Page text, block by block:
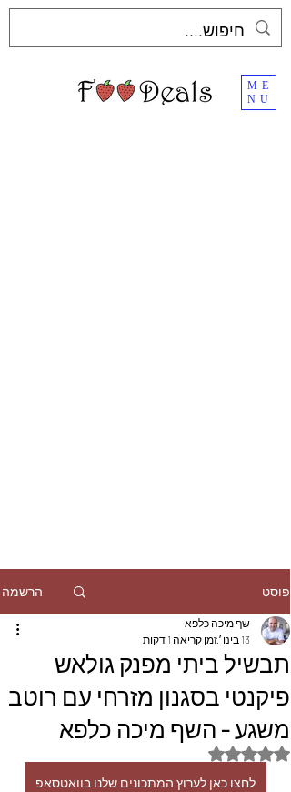
ME
NU
פוסט הרשמה
תבשיל ביתי מפנק גולאש
פיקנטי בסגנון מזרחי עם רוטב
משגע - השף מיכה כלפא
שף מיכה כלפא
13 בינו׳
זמן קריאה 1 דקות
דירוג של NaN מתוך 5 כוכבים
לחצו כאן לערוץ המתכונים שלנו בוואטסאפ